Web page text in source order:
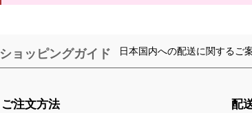
ショッピングガイド 日本国内への配送に関するご
ご注文方法 配